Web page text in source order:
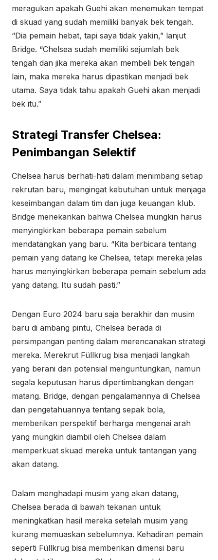
meragukan apakah Guehi akan menemukan tempat
di skuad yang sudah memiliki banyak bek tengah.
“Dia pemain hebat, tapi saya tidak yakin,” lanjut
Bridge. “Chelsea sudah memiliki sejumlah bek
tengah dan jika mereka akan membeli bek tengah
lain, maka mereka harus dipastikan menjadi bek
utama. Saya tidak tahu apakah Guehi akan menjadi
bek itu.”
Strategi Transfer Chelsea:
Penimbangan Selektif
Chelsea harus berhati-hati dalam menimbang setiap
rekrutan baru, mengingat kebutuhan untuk menjaga
keseimbangan dalam tim dan juga keuangan klub.
Bridge menekankan bahwa Chelsea mungkin harus
menyingkirkan beberapa pemain sebelum
mendatangkan yang baru. “Kita berbicara tentang
pemain yang datang ke Chelsea, tetapi mereka jelas
harus menyingkirkan beberapa pemain sebelum ada
yang datang. Itu sudah pasti.”
Dengan Euro 2024 baru saja berakhir dan musim
baru di ambang pintu, Chelsea berada di
persimpangan penting dalam merencanakan strategi
mereka. Merekrut Füllkrug bisa menjadi langkah
yang berani dan potensial menguntungkan, namun
segala keputusan harus dipertimbangkan dengan
matang. Bridge, dengan pengalamannya di Chelsea
dan pengetahuannya tentang sepak bola,
memberikan perspektif berharga mengenai arah
yang mungkin diambil oleh Chelsea dalam
memperkuat skuad mereka untuk tantangan yang
akan datang.
Dalam menghadapi musim yang akan datang,
Chelsea berada di bawah tekanan untuk
meningkatkan hasil mereka setelah musim yang
kurang memuaskan sebelumnya. Kehadiran pemain
seperti Füllkrug bisa memberikan dimensi baru